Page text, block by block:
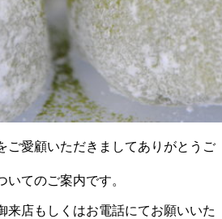
ご愛顧いただきましてありがとうご
いてのご案内です。
来店もしくはお電話にてお願いいた